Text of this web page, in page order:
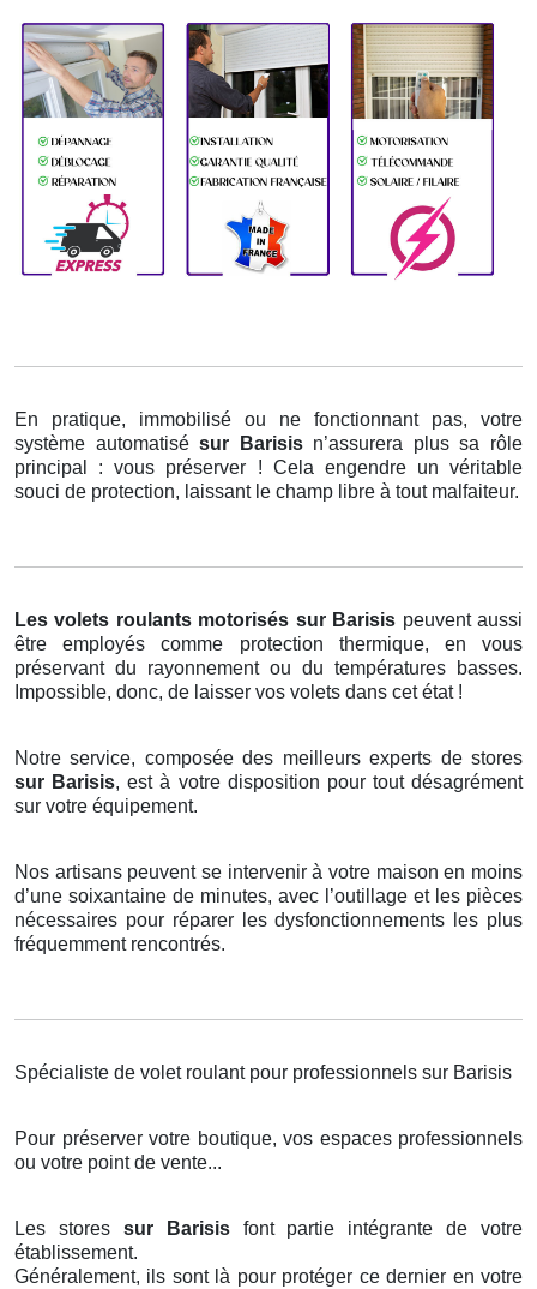
En pratique, immobilisé ou ne fonctionnant pas, votre
système automatisésur Barisis n’assurera plus sa rôle
principal : vous préserver ! Cela engendre un véritable
souci de protection, laissant le champ libre à tout malfaiteur.
Les volets roulants motorisés sur Barisis peuvent aussi
être employés comme protection thermique, en vous
préservant du rayonnement ou du températures basses.
Impossible, donc, de laisser vos volets dans cet état !
Notre service, composée des meilleurs experts de stores
sur Barisis, est à votre disposition pour tout désagrément
sur votre équipement.
Nos artisans peuvent se intervenir à votre maison en moins
d’une soixantaine de minutes, avec l’outillage et les pièces
nécessaires pour réparer les dysfonctionnements les plus
fréquemment rencontrés.
Spécialiste de volet roulant pour professionnels sur Barisis
Pour préserver votre boutique, vos espaces professionnels
ou votre point de vente...
Les stores sur Barisis font partie intégrante de votre
établissement.
Généralement, ils sont là pour protéger ce dernier en votre